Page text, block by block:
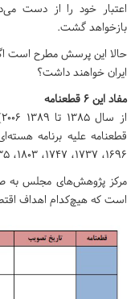
اعتبار خود را از دست
بازخواهد گشت.
حالا این پرسش مطرح است
ایران خواهند داشت؟
مفاد این ۶ قطعنامه
قطعنامه علیه برنامه
۱۶۹۶، ۱۷۳۷، ۱۷۴۷، ۱۸۰۳، ۱۸۳۵ و ۱۹۲۹ می‌شوند.
مرکز پژوهش‌های مجلس به
است که هیچ‌کدام اهداف